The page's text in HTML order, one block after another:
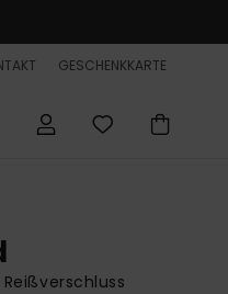
GESCHENKKARTE